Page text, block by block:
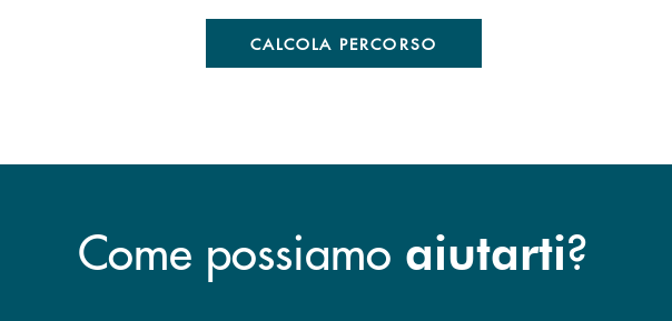
CALCOLA PERCORSO
Come possiamo aiutarti?